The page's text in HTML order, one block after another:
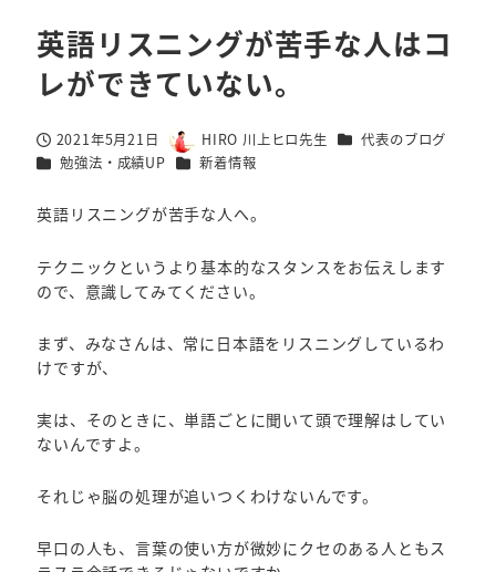
英語リスニングが苦手な人はコ
レができていない。
投稿日2021年5月21日
著
者
HIRO 川上ヒロ先生 カテゴリー
代表のブログ
カテゴリー
勉強法・成績UP カテゴリー
新着情報
英語リスニングが苦手な人へ。
テクニックというより基本的なスタンスをお伝えします
ので、意識してみてください。
まず、みなさんは、常に日本語をリスニングしているわ
けですが、
実は、そのときに、単語ごとに聞いて頭で理解はしてい
ないんですよ。
それじゃ脳の処理が追いつくわけないんです。
早口の人も、言葉の使い方が微妙にクセのある人ともス